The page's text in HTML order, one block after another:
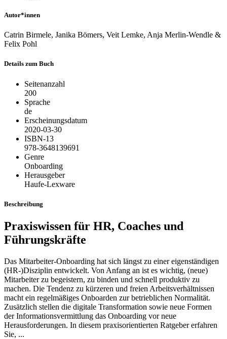
Autor*innen
Catrin Birmele, Janika Bömers, Veit Lemke, Anja Merlin-Wendle &
Felix Pohl
Details zum Buch
Seitenanzahl
200
Sprache
de
Erscheinungsdatum
2020-03-30
ISBN-13
978-3648139691
Genre
Onboarding
Herausgeber
Haufe-Lexware
Beschreibung
Praxiswissen für HR, Coaches und
Führungskräfte
Das Mitarbeiter-Onboarding hat sich längst zu einer eigenständigen
(HR-)Disziplin entwickelt. Von Anfang an ist es wichtig, (neue)
Mitarbeiter zu begeistern, zu binden und schnell produktiv zu
machen. Die Tendenz zu kürzeren und freien Arbeitsverhältnissen
macht ein regelmäßiges Onboarden zur betrieblichen Normalität.
Zusätzlich stellen die digitale Transformation sowie neue Formen
der Informationsvermittlung das Onboarding vor neue
Herausforderungen. In diesem praxisorientierten Ratgeber erfahren
Sie, ...